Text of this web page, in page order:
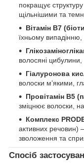
покращує
щільнішими та
Вітамін B7
їхньому випадінню,
волосяні цибулини,
Гіалуронова
волоски м’якими,
Провітамін B5
зміцнює волоски,
Комплекс
активних речовин)
зволоження та
Спосіб